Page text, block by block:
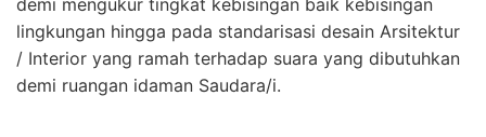
demi mengukur tingkat kebisingan baik kebisingan
lingkungan hingga pada standarisasi desain Arsitektur
/ Interior yang ramah terhadap suara yang dibutuhkan
demi ruangan idaman Saudara/i.